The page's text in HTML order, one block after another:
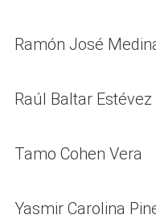
Ramón José
Raúl Baltar Estévez
Tamo Cohen Vera
Yasmir Carolina